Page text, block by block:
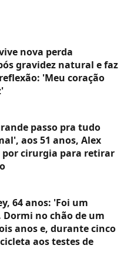
nova perda
gravidez natural e faz
'Meu coração
passo pra tudo
aos 51 anos, Alex
por cirurgia para retirar
64 anos: 'Foi um
no chão de um
anos e, durante cinco
aos testes de